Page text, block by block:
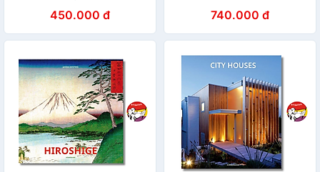
Nghệ thuật Bìa cứng
450.000 đ
văn Bìa cứng/ Khổ lớn
24x22cm
740.000 đ